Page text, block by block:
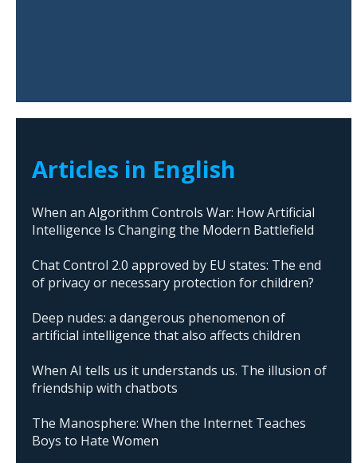
Articles in English
When an Algorithm Controls War: How Artificial
Intelligence Is Changing the Modern Battlefield
Chat Control 2.0 approved by EU states: The end
of privacy or necessary protection for children?
Deep nudes: a dangerous phenomenon of
artificial intelligence that also affects children
When AI tells us it understands us. The illusion of
friendship with chatbots
The Manosphere: When the Internet Teaches
Boys to Hate Women